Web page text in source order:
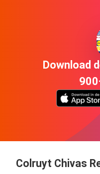
Download
Colruyt Chivas